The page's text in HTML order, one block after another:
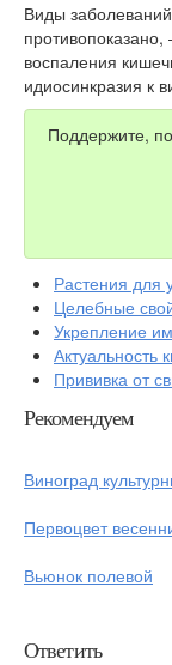
Виды
воспаления
идиосинкразия к
Поддержите,
Растения для
Целебные
Укрепление
Актуальность
Прививка от
Рекомендуем
Виноград
Первоцвет
Вьюнок полевой
Ответить